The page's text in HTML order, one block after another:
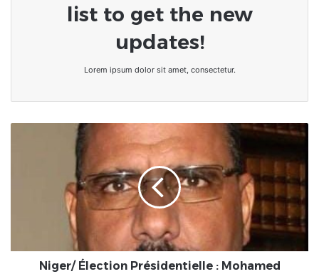
list to get the new
updates!
Lorem ipsum dolor sit amet, consectetur.
Niger/ Élection Présidentielle : Mohamed